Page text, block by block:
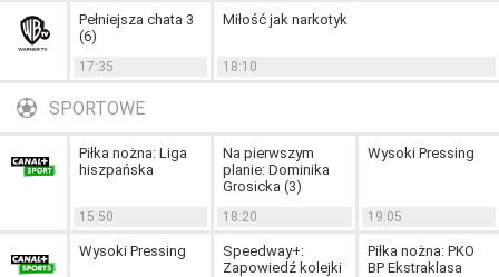
Pełniejsza chata 3
(6)
17:35
Miłość jak narkotyk
18:10
SPORTOWE
Piłka nożna: Liga
hiszpańska
15:50
Na pierwszym
planie: Dominika
Grosicka (3)
18:20
Wysoki Pressing
19:05
Wysoki Pressing
Speedway+:
Zapowiedź kolejki
Piłka nożna: PKO
BP Ekstraklasa